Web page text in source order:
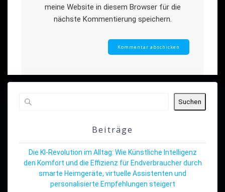
meine Website in diesem Browser für die
nächste Kommentierung speichern.
Suchen
Beiträge
Die KI-Revolution im Alltag: Wie Künstliche Intelligenz
den Komfort und die Effizienz für Endverbraucher durch
smarte Heimgeräte, virtuelle Assistenten und
personalisierte Empfehlungen steigert